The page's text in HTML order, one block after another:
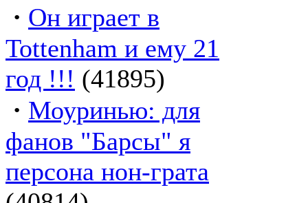
· Он играет в
Tottenham и ему 21
год !!! (41895)
· Моуринью: для
фанов "Барсы" я
персона нон-грата